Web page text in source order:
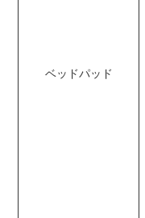
ベッドパッド